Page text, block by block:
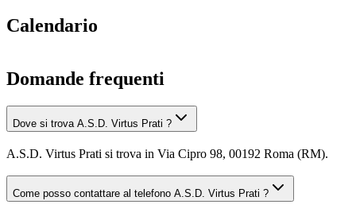
Calendario
Domande frequenti
Dove si trova A.S.D. Virtus Prati ?
A.S.D. Virtus Prati si trova in Via Cipro 98, 00192 Roma (RM).
Come posso contattare al telefono A.S.D. Virtus Prati ?